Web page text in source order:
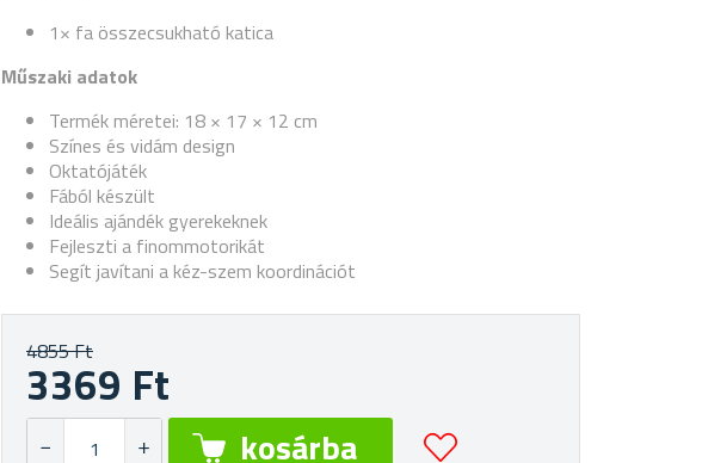
1× fa összecsukható katica
Műszaki adatok
Termék méretei: 18 × 17 × 12 cm
Színes és vidám design
Oktatójáték
Fából készült
Ideális ajándék gyerekeknek
Fejleszti a finommotorikát
Segít javítani a kéz-szem koordinációt
4855 Ft
3369 Ft